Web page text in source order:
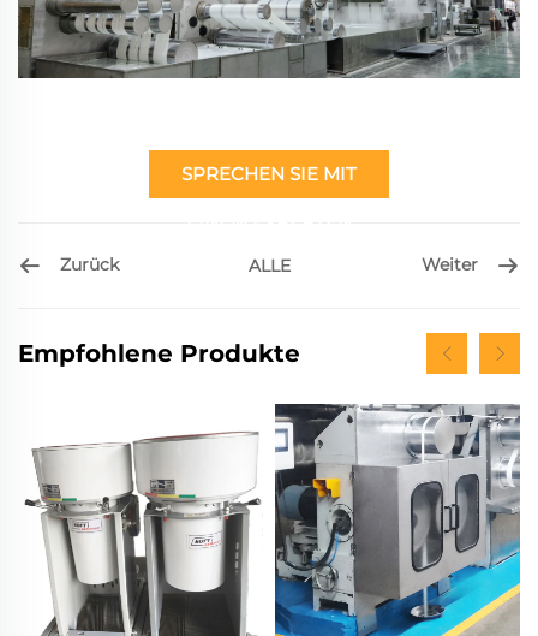
SPRECHEN SIE MIT
Zurück ALLE Weiter
Empfohlene Produkte